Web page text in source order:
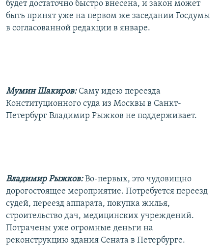
будет достаточно быстро внесена, и закон может
быть принят уже на первом же заседании Госдумы
в согласованной редакции в январе.
Мумин Шакиров: Саму идею переезда
Конституционного суда из Москвы в Санкт-
Петербург Владимир Рыжков не поддерживает.
Владимир Рыжков: Во-первых, это чудовищно
дорогостоящее мероприятие. Потребуется переезд
судей, переезд аппарата, покупка жилья,
строительство дач, медицинских учреждений.
Потрачены уже огромные деньги на
реконструкцию здания Сената в Петербурге.